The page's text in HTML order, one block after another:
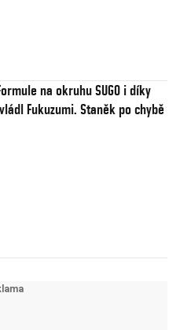
na okruhu SUGO i díky
Fukuzumi. Staněk po chybě